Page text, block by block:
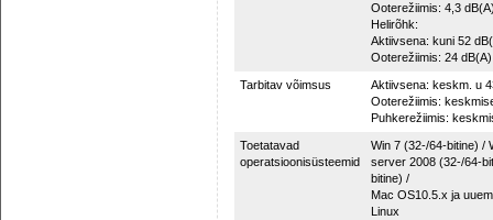
Ooterežiimis: 4,3
Helirõhk:
Aktiivsena: kuni 52
Ooterežiimis: 24 dB(A)
Tarbitav võimsus
Aktiivsena: keskm. u
Ooterežiimis:
Puhkerežiimis:
Toetatavad
operatsioonisüsteemid
Win 7 (32-/64-bitine) /
server 2008 (32-/64-
bitine) /
Mac OS10.5.x ja uuem
Linux